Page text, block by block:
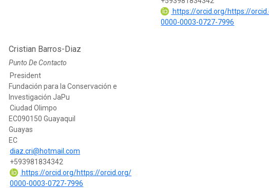
https://orcid.org/https://
0000-0003-0727-7996
Cristian Barros-Diaz
Punto De Contacto
President
Fundación para la Conservación e
Investigación JaPu
Ciudad Olimpo
EC090150 Guayaquil
Guayas
EC
diaz.cri@hotmail.com
+593981834342
https://orcid.org/https://orcid.org/
0000-0003-0727-7996